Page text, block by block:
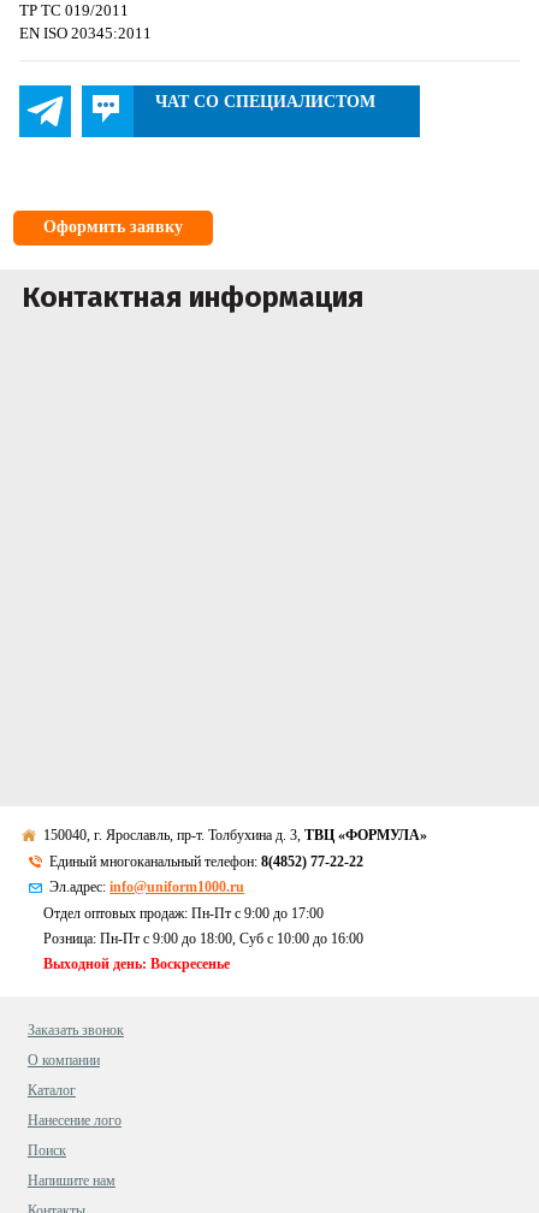
ТР ТС 019/2011
EN ISO 20345:2011
ЧАТ СО СПЕЦИАЛИСТОМ
Оформить заявку
Контактная информация
150040, г. Ярославль, пр-т. Толбухина д. 3,ТВЦ «ФОРМУЛА»
Единый многоканальный телефон:8(4852) 77-22-22
Эл.адрес:info@uniform1000.ru
Отдел оптовых продаж: Пн-Пт с 9:00 до 17:00
Розница: Пн-Пт с 9:00 до 18:00, Суб c 10:00 до 16:00
Выходной день: Воскресенье
Заказать звонок
О компании
Каталог
Нанесение лого
Поиск
Напишите нам